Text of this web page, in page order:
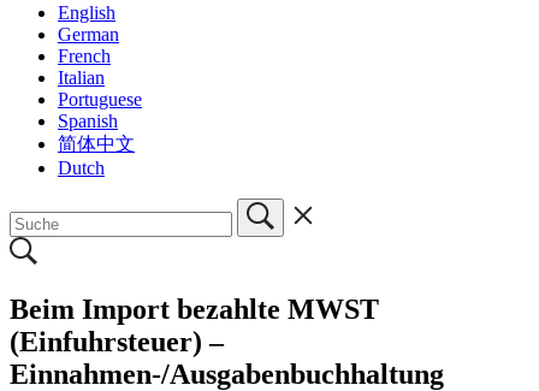
English
German
French
Italian
Portuguese
Spanish
简体中文
Dutch
Beim Import bezahlte MWST
(Einfuhrsteuer) –
Einnahmen-/Ausgabenbuchhaltung